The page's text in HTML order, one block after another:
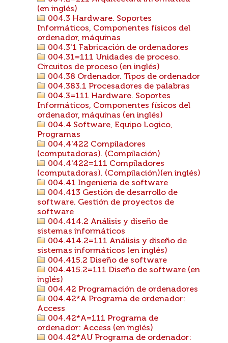
(en inglés)
004.3 Hardware. Soportes
Informáticos, Componentes físicos del
ordenador, máquinas
004.3'1 Fabricación de ordenadores
004.31=111 Unidades de proceso.
Circuitos de proceso (en inglés)
004.38 Ordenador. Tipos de ordenador
004.383.1 Procesadores de palabras
004.3=111 Hardware. Soportes
Informáticos, Componentes físicos del
ordenador, máquinas (en inglés)
004.4 Software, Equipo Logico,
Programas
004.4'422 Compiladores
(computadoras). (Compilación)
004.4'422=111 Compiladores
(computadoras). (Compilación)(en inglés)
004.41 Ingenieria de software
004.413 Gestión de desarrollo de
software. Gestión de proyectos de
software
004.414.2 Análisis y diseño de
sistemas informáticos
004.414.2=111 Análisis y diseño de
sistemas informáticos (en inglés)
004.415.2 Diseño de software
004.415.2=111 Diseño de software (en
inglés)
004.42 Programación de ordenadores
004.42*A Programa de ordenador:
Access
004.42*A=111 Programa de
ordenador: Access (en inglés)
004.42*AU Programa de ordenador: